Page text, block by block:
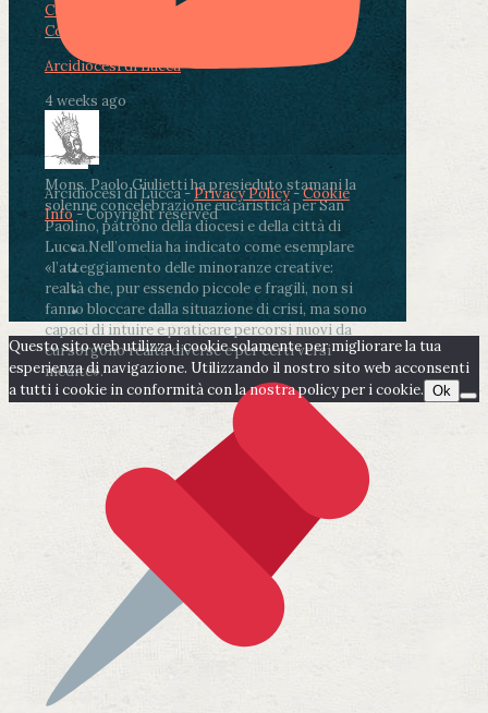
Condividi su Facebook
Condividi su LinkedIn
Arcidiocesi di Lucca
4 weeks ago
Mons. Paolo Giulietti ha presieduto stamani la
solenne concelebrazione eucaristica per San
Paolino, patrono della diocesi e della città di
Lucca.Nell’omelia ha indicato come esemplare
«l’atteggiamento delle minoranze creative:
realtà che, pur essendo piccole e fragili, non si
fanno bloccare dalla situazione di crisi, ma sono
capaci di intuire e praticare percorsi nuovi da
cui sorgono realtà diverse e per certi versi
inedite».
Arcidiocesi di Lucca -Privacy Policy-Cookie
Info- Copyright reserved
Questo sito web utilizza i cookie solamente per migliorare la tua
esperienza di navigazione. Utilizzando il nostro sito web acconsenti
a tutti i cookie in conformità con la nostra policy per i cookie. Ok